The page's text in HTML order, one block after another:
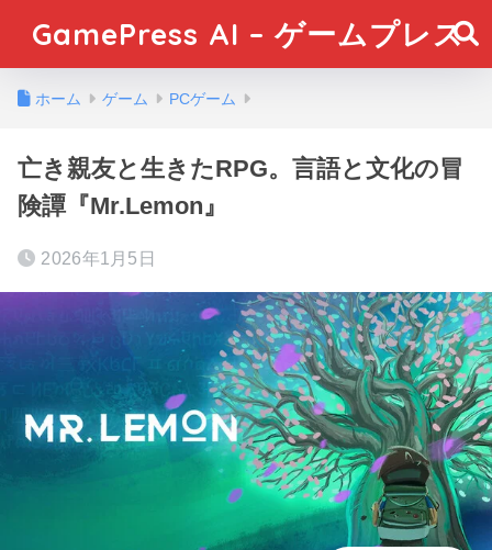
GamePress AI – ゲームプレス
ホーム ゲーム PCゲーム
亡き親友と生きたRPG。言語と文化の冒
険譚『Mr.Lemon』
2026年1月5日